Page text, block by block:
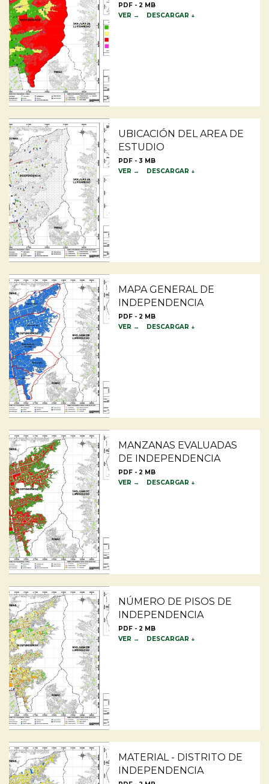
PDF - 2 MB
VER →
DESCARGAR ↓
UBICACIÓN DEL AREA DE
ESTUDIO
PDF - 3 MB
VER →
DESCARGAR ↓
MAPA GENERAL DE
INDEPENDENCIA
PDF - 2 MB
VER →
DESCARGAR ↓
MANZANAS EVALUADAS
DE INDEPENDENCIA
PDF - 2 MB
VER →
DESCARGAR ↓
NÚMERO DE PISOS DE
INDEPENDENCIA
PDF - 2 MB
VER →
DESCARGAR ↓
MATERIAL - DISTRITO DE
INDEPENDENCIA